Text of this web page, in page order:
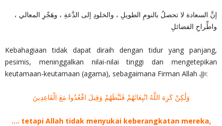
إنَّ السعادة لا تحصلُ بالنومِ الطويلِ ، والخلودِ إلى الدَّعةِ ، وهَجْرِ المعالي ،
واطِّراحِ الفضائلِ
Kebahagiaan tidak dapat diraih dengan tidur yang panjang,
pesimis, meninggalkan nilai-nilai tinggi dan mengetepikan
keutamaan-keutamaan (agama), sebagaimana Firman Allah ‎ﷻ:
وَلَٰكِنْ كَرِهَ اللَّهُ انْبِعَاثَهُمْ فَثَبَّطَهُمْ وَقِيلَ اقْعُدُوا مَعَ الْقَاعِدِينَ
…. tetapi Allah tidak menyukai keberangkatan mereka,